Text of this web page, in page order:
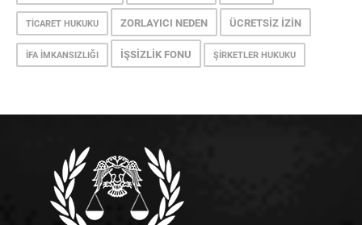
TICARET HUKUKU ZORLAYICI NEDEN ÜCRETSIZ İZIN
İFA İMKANSIZLIĞI İŞSIZLIK FONU ŞIRKETLER HUKUKU